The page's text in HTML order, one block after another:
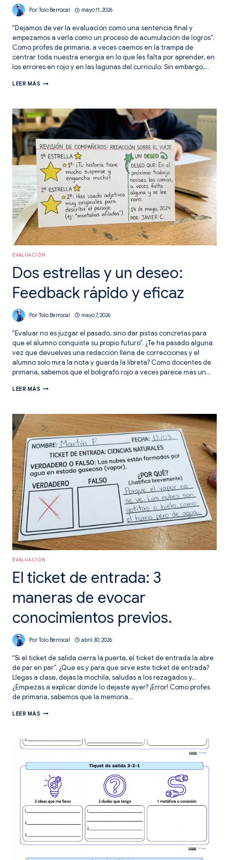
Por Tolo Berrocal mayo 11, 2026
“Dejamos de ver la evaluación como una sentencia final y
empezamos a verla como un proceso de acumulación de logros”.
Como profes de primaria, a veces caemos en la trampa de
centrar toda nuestra energía en lo que les falta por aprender, en
los errores en rojo y en las lagunas del currículo. Sin embargo,…
LEER MÁS EL
ÉXITOS:
VISIBILIZAR
EL
PROGRESO
REAL
EVALUACIÓN
Dos estrellas y un deseo:
Feedback rápido y eficaz
Por Tolo Berrocal mayo 7, 2026
“Evaluar no es juzgar el pasado, sino dar pistas concretas para
que el alumno conquiste su propio futuro”. ¿Te ha pasado alguna
vez que devuelves una redacción llena de correcciones y el
alumno solo mira la nota y guarda la libreta? Como docentes de
primaria, sabemos que el bolígrafo rojo a veces parece más un…
LEER MÁS DOS
FEEDBACK
RÁPIDO
Y
EFICAZ
EVALUACIÓN
El ticket de entrada: 3
maneras de evocar
conocimientos previos.
Por Tolo Berrocal abril 30, 2026
“Si el ticket de salida cierra la puerta, el ticket de entrada la abre
de par en par”. ¿Qué es y para qué sirve este ticket de entrada?
Llegas a clase, dejas la mochila, saludas a los rezagados y…
¿Empiezas a explicar donde lo dejaste ayer? ¡Error! Como profes
de primaria, sabemos que la memoria…
LEER MÁS EL
3
MANERAS
CONOCIMIENTOS
PREVIOS.